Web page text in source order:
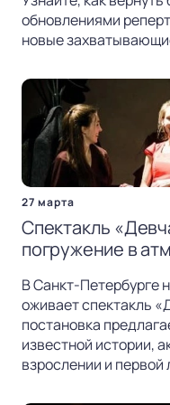
обновлениями
новые
27 марта
Спектакль
погружение в
В Санкт-Петербурге
оживает спектакль
постановка
известной истории,
взрослении и